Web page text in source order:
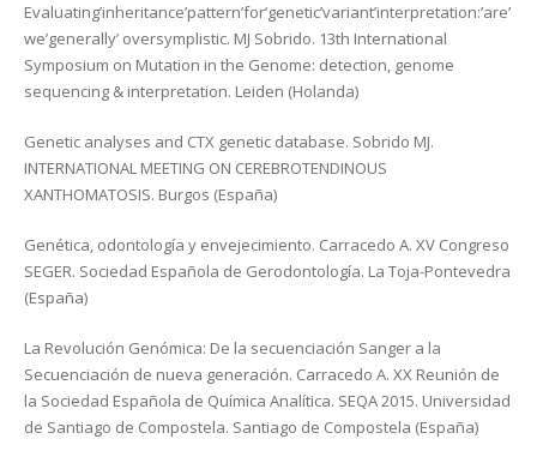
Evaluating’inheritance’pattern’for’genetic’variant’interpretation:’are’
we’generally’ oversymplistic. MJ Sobrido. 13th International
Symposium on Mutation in the Genome: detection, genome
sequencing & interpretation. Leiden (Holanda)
Genetic analyses and CTX genetic database. Sobrido MJ.
INTERNATIONAL MEETING ON CEREBROTENDINOUS
XANTHOMATOSIS. Burgos (España)
Genética, odontología y envejecimiento. Carracedo A. XV Congreso
SEGER. Sociedad Española de Gerodontología. La Toja-Pontevedra
(España)
La Revolución Genómica: De la secuenciación Sanger a la
Secuenciación de nueva generación. Carracedo A. XX Reunión de
la Sociedad Española de Química Analítica. SEQA 2015. Universidad
de Santiago de Compostela. Santiago de Compostela (España)